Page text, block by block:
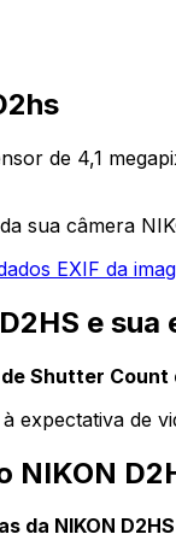
de 4,1
sua câmera
EXIF da
e
Shutter
expectativa de
NIKON
da NIKON